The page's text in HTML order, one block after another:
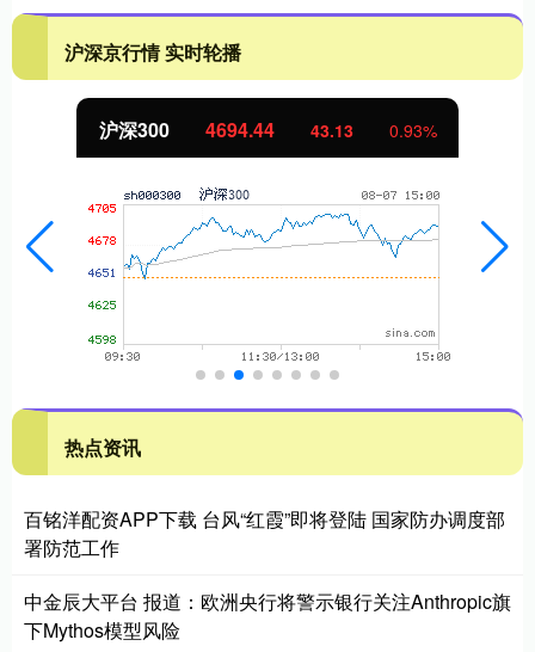
沪深京行情 实时轮播
北证50 1134.24 11.37 1.01%
热点资讯
百铭洋配资APP下载 台风“红霞”即将登陆 国家防办调度部
署防范工作
中金辰大平台 报道：欧洲央行将警示银行关注Anthropic旗
下Mythos模型风险